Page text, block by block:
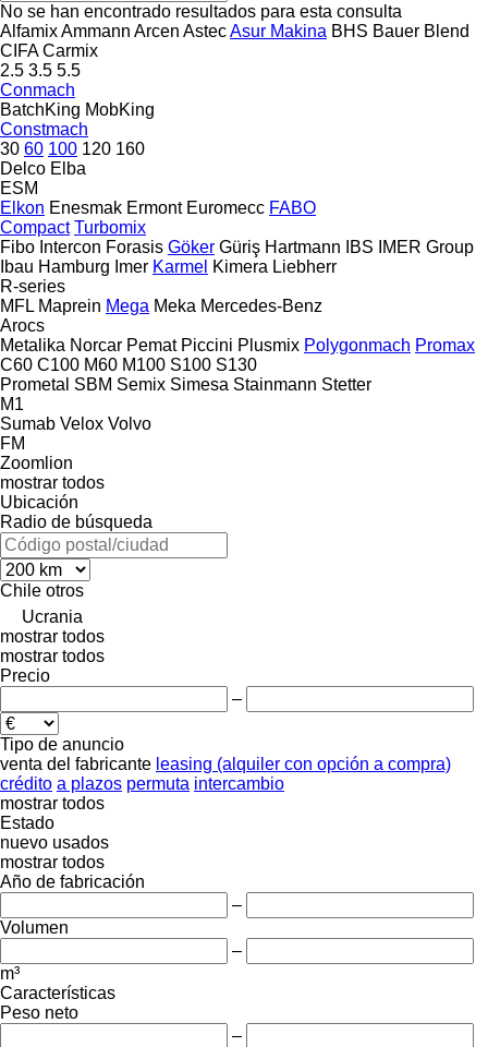
No se han encontrado resultados para esta consulta
AlfamixAmmann Arcen AstecAsur Makina BHS Bauer Blend
CIFA Carmix
2.5 3.5 5.5
Conmach
BatchKing MobKing
Constmach
30 60 100 120 160
Delco Elba
ESM
Elkon Enesmak Ermont Euromecc FABO
Compact Turbomix
Fibo Intercon Forasis Göker Güriş Hartmann IBS
IMER Group
Ibau Hamburg Imer Karmel Kimera Liebherr
R-series
MFL Maprein Mega Meka Mercedes-Benz
Arocs
Metalika Norcar Pemat Piccini Plusmix Polygonmach Promax
C60 C100 M60 M100 S100 S130
Prometal SBM Semix Simesa Stainmann Stetter
M1
Sumab Velox Volvo
FM
Zoomlion
mostrar todos
Ubicación
Radio de búsqueda
Chile otros
Ucrania
mostrar todos
mostrar todos
Precio
–
Tipo de anuncio
venta del fabricante leasing (alquiler con opción a compra)
crédito a plazos permuta intercambio
mostrar todos
Estado
nuevo usados
mostrar todos
Año de fabricación
–
Volumen
–
m³
Características
Peso neto
–